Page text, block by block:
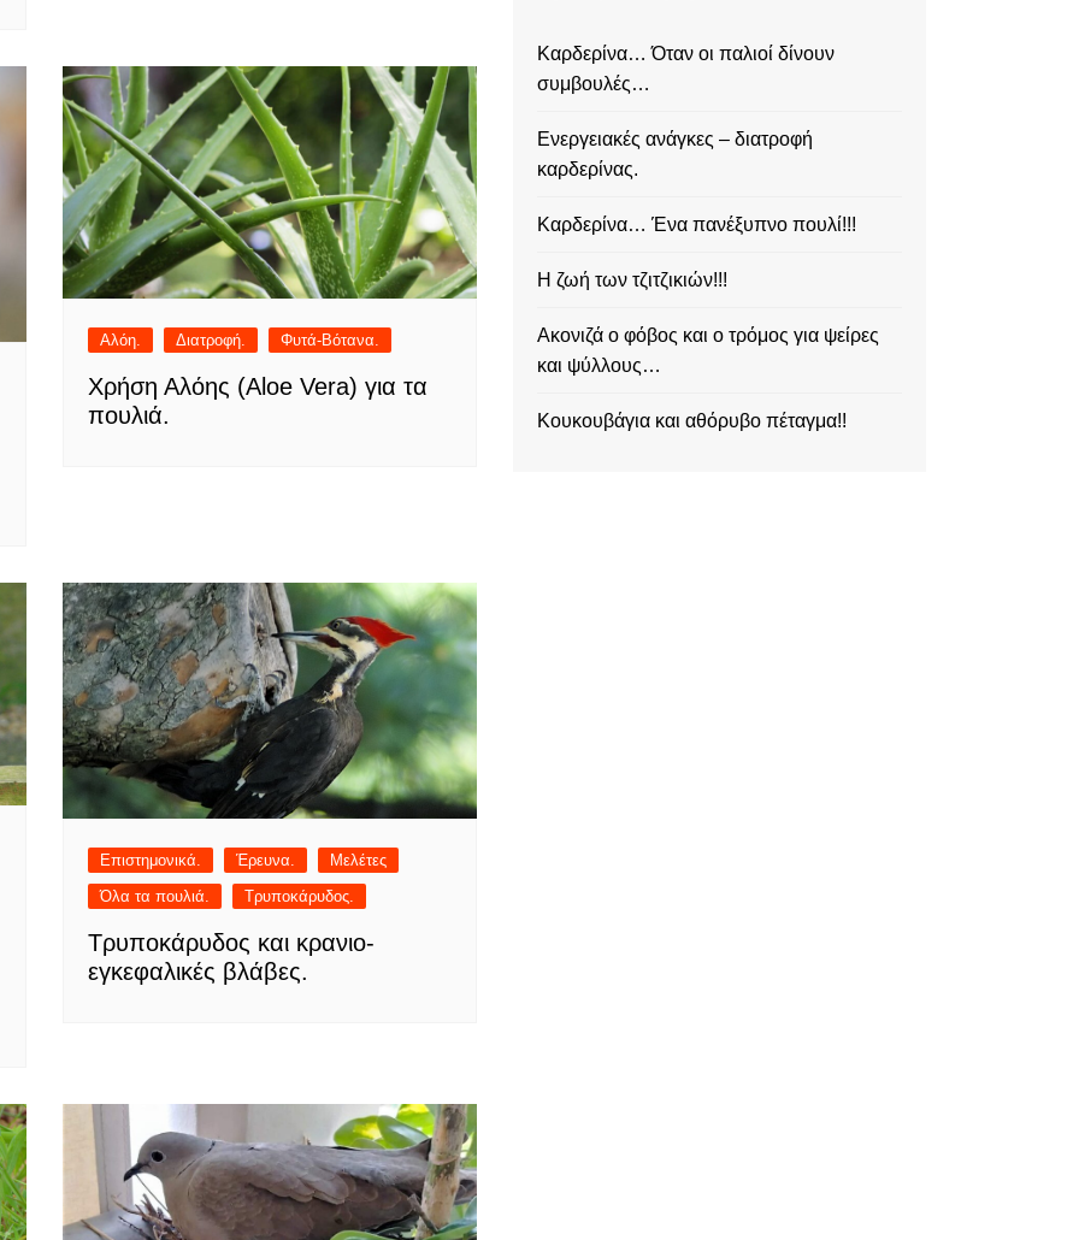
Αλόη. Διατροφή. Φυτά-Βότανα.
Χρήση Αλόης (Aloe Vera) για τα
πουλιά.
Επιστημονικά. Έρευνα.
Μελέτες
Όλα τα πουλιά.
Τρυποκάρυδος.
Τρυποκάρυδος και κρανιο-
εγκεφαλικές βλάβες.
Καρδερίνα… Όταν οι παλιοί δίνουν
συμβουλές…
Ενεργειακές ανάγκες – διατροφή
καρδερίνας.
Καρδερίνα… Ένα πανέξυπνο πουλί!!!
Η ζωή των τζιτζικιών!!!
Ακονιζά ο φόβος και ο τρόμος για ψείρες
και ψύλλους…
Κουκουβάγια και αθόρυβο πέταγμα!!